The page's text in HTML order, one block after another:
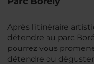
Après l'itinéraire
détendre au parc
pourrez vous
détendre ou